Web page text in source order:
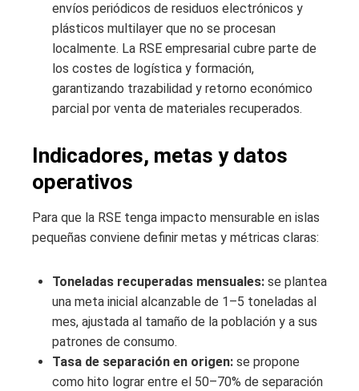
envíos periódicos de residuos electrónicos y
plásticos multilayer que no se procesan
localmente. La RSE empresarial cubre parte de
los costes de logística y formación,
garantizando trazabilidad y retorno económico
parcial por venta de materiales recuperados.
Indicadores, metas y datos
operativos
Para que la RSE tenga impacto mensurable en islas
pequeñas conviene definir metas y métricas claras:
Toneladas recuperadas mensuales: se plantea
una meta inicial alcanzable de 1–5 toneladas al
mes, ajustada al tamaño de la población y a sus
patrones de consumo.
Tasa de separación en origen: se propone
como hito lograr entre el 50–70% de separación